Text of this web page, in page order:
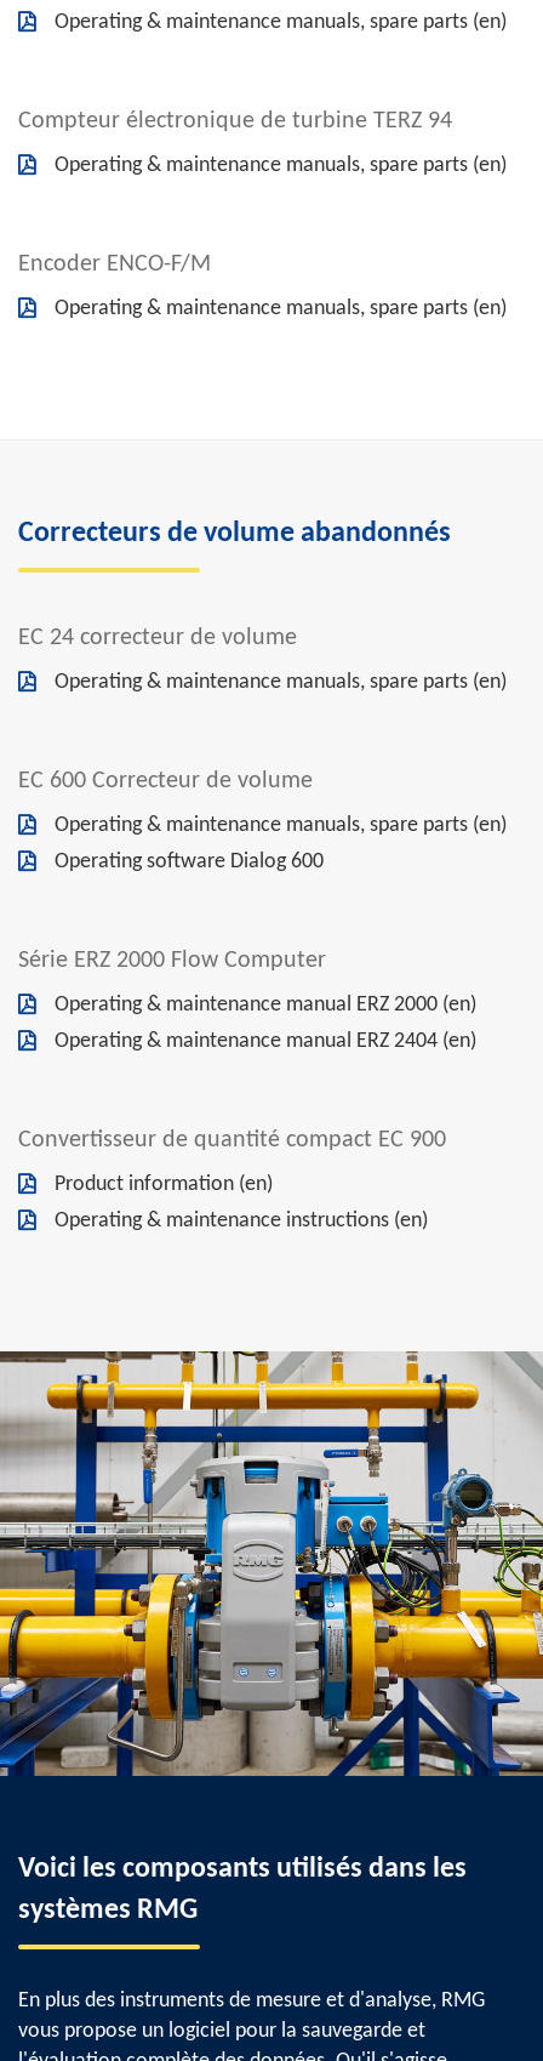
Operating & maintenance manuals, spare parts (en)
Compteur électronique de turbine TERZ 94
Operating & maintenance manuals, spare parts (en)
Encoder ENCO-F/M
Operating & maintenance manuals, spare parts (en)
Correcteurs de volume abandonnés
EC 24 correcteur de volume
Operating & maintenance manuals, spare parts (en)
EC 600 Correcteur de volume
Operating & maintenance manuals, spare parts (en)
Operating software Dialog 600
Série ERZ 2000 Flow Computer
Operating & maintenance manual ERZ 2000 (en)
Operating & maintenance manual ERZ 2404 (en)
Convertisseur de quantité compact EC 900
Product information (en)
Operating & maintenance instructions (en)
Voici les composants utilisés dans les
systèmes RMG
En plus des instruments de mesure et d'analyse, RMG
vous propose un logiciel pour la sauvegarde et